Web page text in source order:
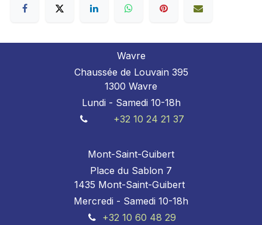
Wavre
Chaussée de Louvain 395
1300 Wavre
Lundi - Samedi 10-18h
+32 10 24 21 37
Mont-Saint-Guibert
Place du Sablon 7
1435 Mont-Saint-Guibert
Mercredi - Samedi 10-18h
+32 10 60 48 29